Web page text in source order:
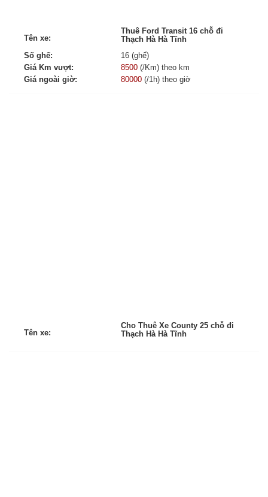
Tên xe:
Thuê Ford Transit 16 chỗ đi
Thạch Hà Hà Tĩnh
Số ghế:
16 (ghế)
Giá Km vượt:
8500 (/Km) theo km
Giá ngoài giờ:
80000 (/1h) theo giờ
Tên xe:
Cho Thuê Xe County 25 chỗ đi
Thạch Hà Hà Tĩnh